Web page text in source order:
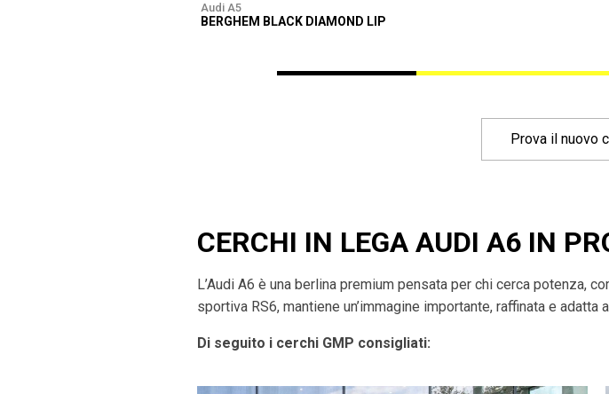
Audi A5
BERGHEM BLACK DIAMOND LIP
Prova il nuovo
CERCHI IN LEGA AUDI A6 IN
L’Audi A6 è una berlina premium pensata per chi cerca potenza,
sportiva RS6, mantiene un’immagine importante, raffinata e adatta
Di seguito i cerchi GMP consigliati: